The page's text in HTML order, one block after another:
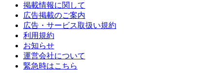
掲載情報に関して
広告掲載のご案内
広告・サービス取扱い規約
利用規約
お知らせ
運営会社について
緊急時はこちら